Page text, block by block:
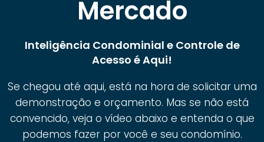
Mercado
Inteligência Condominial e Controle de
Acesso é Aqui!
Se chegou até aqui, está na hora de solicitar uma
demonstração e orçamento. Mas se não está
convencido, veja o vídeo abaixo e entenda o que
podemos fazer por você e seu condomínio.